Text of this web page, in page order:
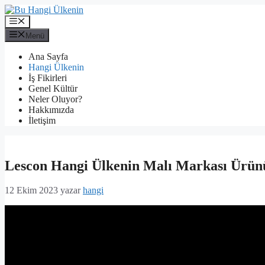
İçeriğe
atla
Menü
Menü
Ana Sayfa
Hangi Ülkenin
İş Fikirleri
Genel Kültür
Neler Oluyor?
Hakkımızda
İletişim
Lescon Hangi Ülkenin Malı Markası
12 Ekim 2023 yazarhangi